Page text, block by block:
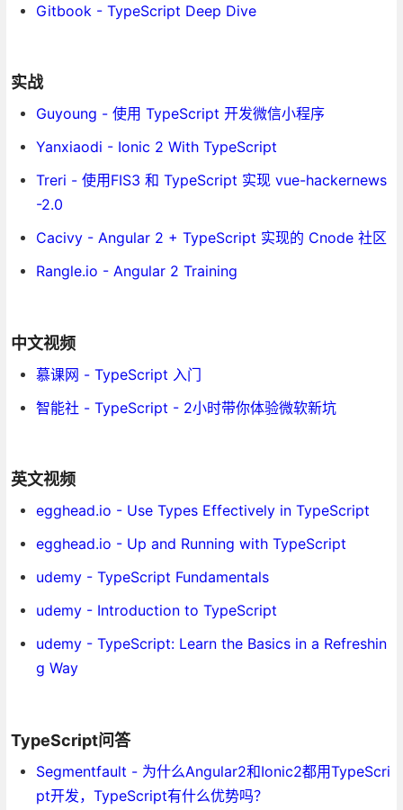
Gitbook - TypeScript Deep Dive
实战
Guyoung - 使用 TypeScript 开发微信小程序
Yanxiaodi - Ionic 2 With TypeScript
Treri - 使用FIS3 和 TypeScript 实现 vue-hackernews
-2.0
Cacivy - Angular 2 + TypeScript 实现的 Cnode 社区
Rangle.io - Angular 2 Training
中文视频
慕课网 - TypeScript 入门
智能社 - TypeScript - 2小时带你体验微软新坑
英文视频
egghead.io - Use Types Effectively in TypeScript
egghead.io - Up and Running with TypeScript
udemy - TypeScript Fundamentals
udemy - Introduction to TypeScript
udemy - TypeScript: Learn the Basics in a Refreshin
g Way
TypeScript问答
Segmentfault - 为什么Angular2和Ionic2都用TypeScri
pt开发，TypeScript有什么优势吗？